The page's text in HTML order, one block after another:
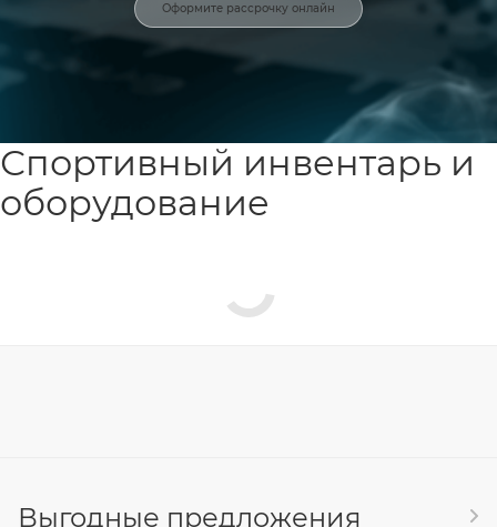
Оформите рассрочку онлайн
Спортивный инвентарь и
оборудование
Выгодные предложения